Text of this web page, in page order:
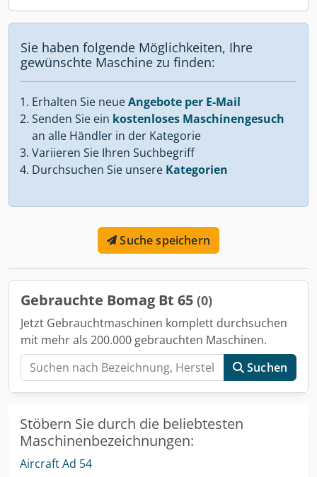
Sie haben folgende Möglichkeiten, Ihre
gewünschte Maschine zu finden:
Erhalten Sie neueAngebote per E-Mail
Senden Sie ein kostenloses Maschinengesuch
an alle Händler in der Kategorie
Variieren Sie Ihren Suchbegriff
Durchsuchen Sie unsere Kategorien
Suche speichern
Gebrauchte Bomag Bt 65 (0)
Jetzt Gebrauchtmaschinen komplett durchsuchen
mit mehr als 200.000 gebrauchten Maschinen.
Suchen
Stöbern Sie durch die beliebtesten
Maschinenbezeichnungen:
Aircraft Ad 54